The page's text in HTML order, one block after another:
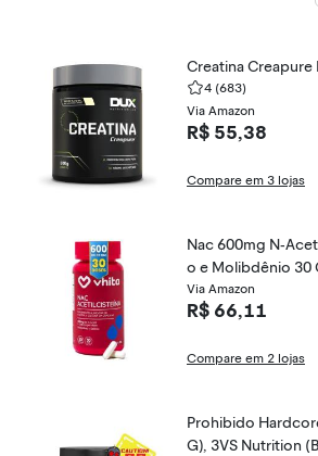
Creatina
4 (683)
Via Amazon
R$ 55,38
Compare em 3 lojas
Nac 600mg N-
o e Molibdênio 30
Via Amazon
R$ 66,11
Compare em 2 lojas
Prohibido
G), 3VS Nutrition